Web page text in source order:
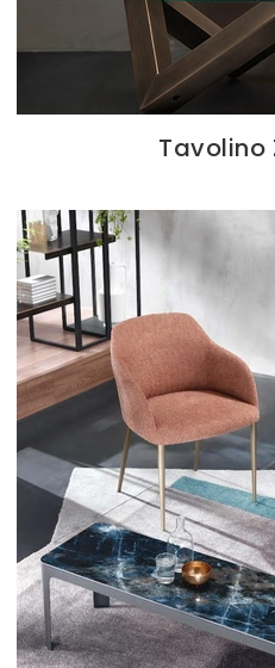
Tavolino